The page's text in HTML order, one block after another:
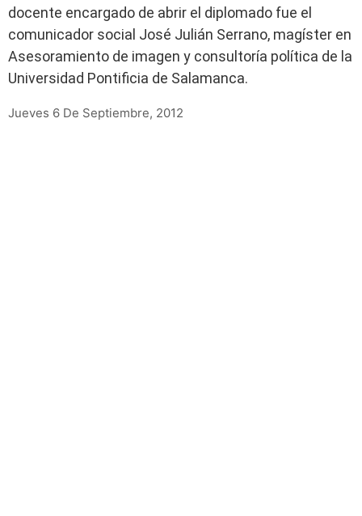
docente encargado de abrir el diplomado fue el
comunicador social José Julián Serrano, magíster en
Asesoramiento de imagen y consultoría política de la
Universidad Pontificia de Salamanca.
Jueves 6 De Septiembre, 2012